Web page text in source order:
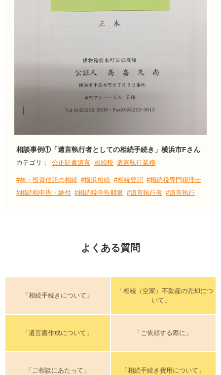
相談事例①「遺言執行者としての相続手続き」横浜市Fさん
カテゴリ： 公正証書遺言 相続税 遺言執行業務
#株・投資信託の相続 #横浜相続 #相続登記 #相続税専門税理士
#相続税申告・納付 #相続税申告期限 #遺言執行者 #遺言執行
よくある質問
「相続手続きについて」
「相続（空家）不動産の売却につ
いて」
「遺言書作成について」 「ご依頼する際に」
「ご相談にあたって」 「相続手続き費用について」